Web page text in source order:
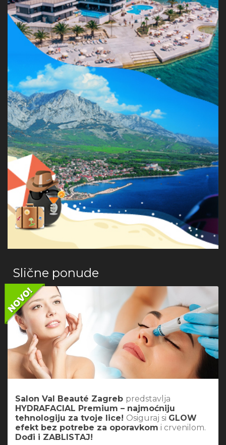
Slične ponude
Salon Val Beauté Zagreb predstavlja
HYDRAFACIAL Premium – najmoćniju
tehnologiju za tvoje lice! Osiguraj si GLOW
efekt bez potrebe za oporavkom i crvenilom.
Dođi i ZABLISTAJ!